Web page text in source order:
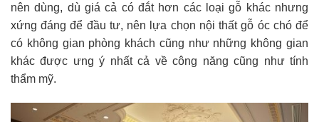
nên dùng, dù giá cả có đắt hơn các loại gỗ khác nhưng
xứng đáng để đầu tư, nên lựa chọn nội thất gỗ óc chó để
có không gian phòng khách cũng như những không gian
khác được ưng ý nhất cả về công năng cũng như tính
thẩm mỹ.